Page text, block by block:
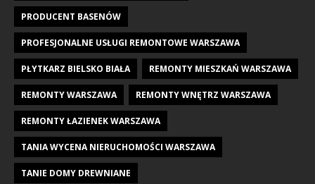
PRODUCENT BASENÓW
PROFESJONALNE USŁUGI REMONTOWE WARSZAWA
PŁYTKARZ BIELSKO BIAŁA REMONTY MIESZKAŃ WARSZAWA
REMONTY WARSZAWA REMONTY WNĘTRZ WARSZAWA
REMONTY ŁAZIENEK WARSZAWA
TANIA WYCENA NIERUCHOMOŚCI WARSZAWA
TANIE DOMY DREWNIANE